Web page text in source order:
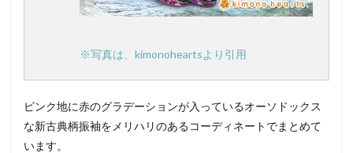
※写真は、kimonoheartsより引用
ピンク地に赤のグラデーションが入っているオーソドックス
な新古典柄振袖をメリハリのあるコーディネートでまとめて
います。